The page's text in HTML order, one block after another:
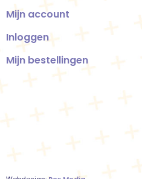
Mijn account
Inloggen
Mijn bestellingen